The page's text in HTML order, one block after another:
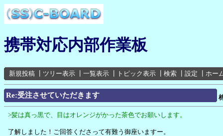
携帯対応内部作業板
新規投稿 ツリー表示 一覧表示 トピック表示 検索 設定 ホー
Re:受注させていただきます
>髪は真っ黒で、目はオレンジがかった茶色でお願いします。
了解しました！ご回答くださって有難う御座いますー。